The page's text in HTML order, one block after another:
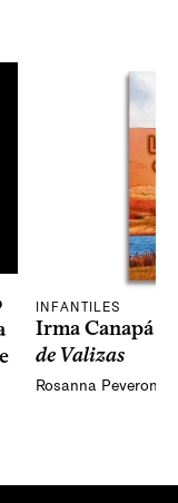
INFANTILES
Irma Canapá
de Valizas
Rosanna Peveroni